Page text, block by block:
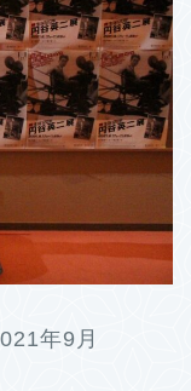
年9月